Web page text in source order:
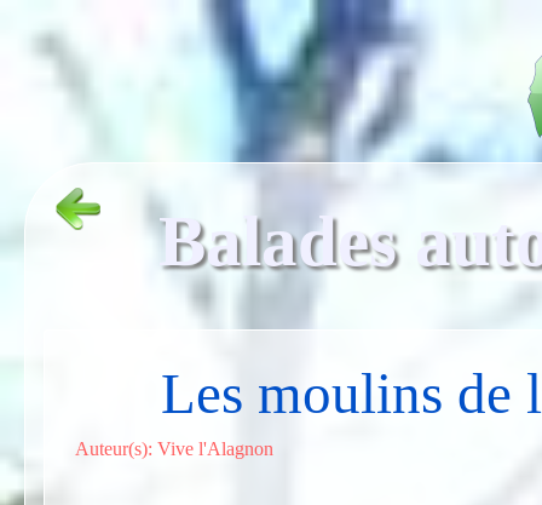
Balades
Les moulins de
Auteur(s): Vive l'Alagnon